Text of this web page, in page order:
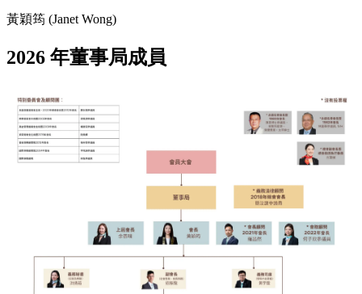
黃穎筠 (Janet Wong)
2026 年董事局成員